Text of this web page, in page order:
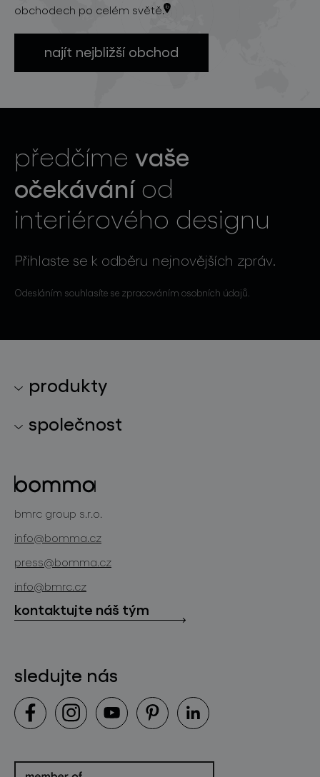
obchodech po celém světě.
najít nejbližší obchod
předčíme vaše
očekáváníod
interiérového designu
Přihlaste se k odběru nejnovějších zpráv.
Odesláním souhlasíte se zpracováním osobních údajů.
produkty
kolekce svítidel
bomma cullet
zakázková sklářská výroba
společnost
projekty
bmrc group s.r.o.
info@bomma.cz
press@bomma.cz
info@bmrc.cz
kontaktujte náš tým
sledujte nás